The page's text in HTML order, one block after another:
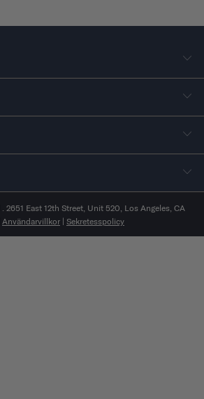
East 12th Street, Unit 520, Los Angeles, CA
Användarvillkor | Sekretesspolicy